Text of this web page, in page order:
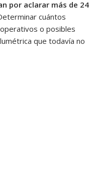
por aclarar más de 24
cuántos
o posibles
que todavía no